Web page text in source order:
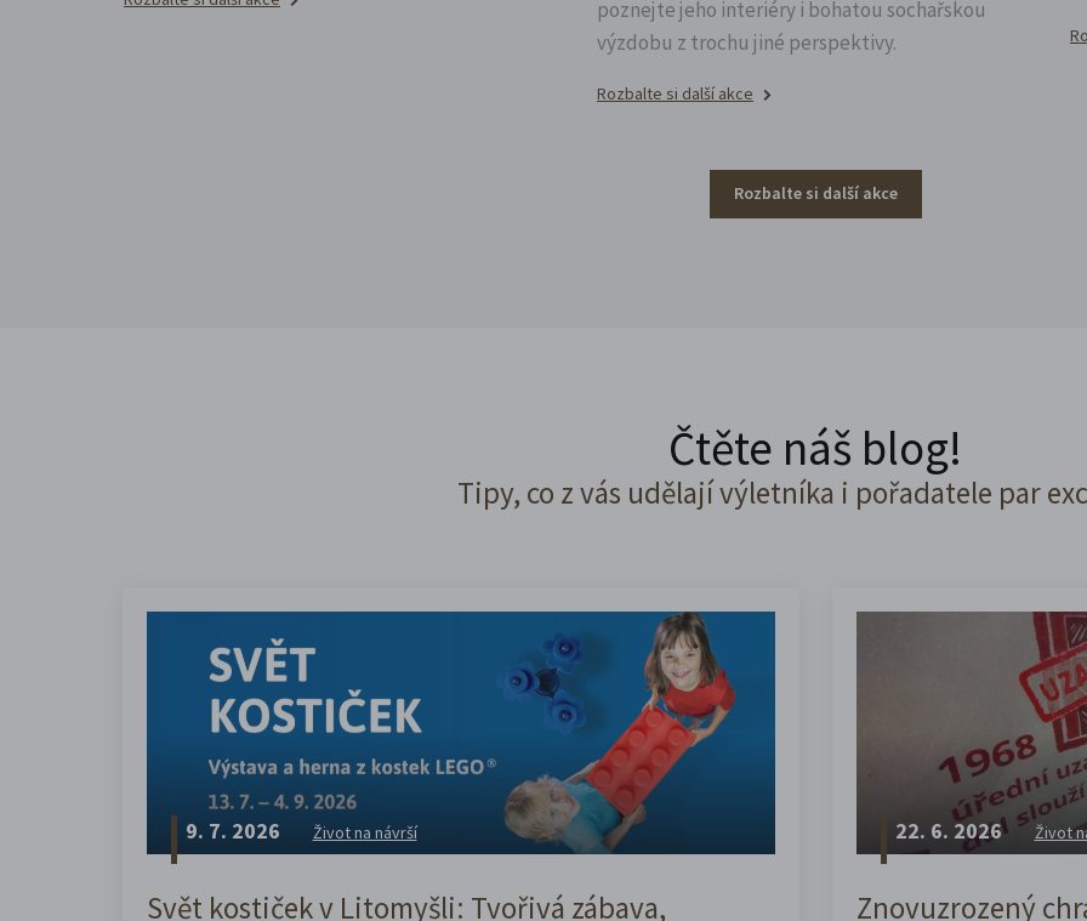
poznejte jeho interiéry i bohatou sochařskou
výzdobu z trochu jiné perspektivy.
Rozbalte si další akce
Rozbalte si další akce
Čtěte náš blog!
Tipy, co z vás udělají výletníka i pořadatele par
9. 7. 2026 Život na návrší
Svět kostiček v Litomyšli: Tvořivá zábava,
22. 6. 2026 Život
Znovuzrozený